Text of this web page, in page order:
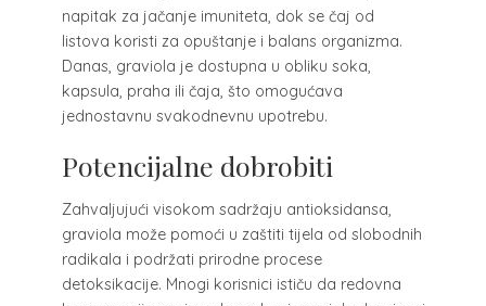
napitak za jačanje imuniteta, dok se čaj od
listova koristi za opuštanje i balans organizma.
Danas, graviola je dostupna u obliku soka,
kapsula, praha ili čaja, što omogućava
jednostavnu svakodnevnu upotrebu.
Potencijalne dobrobiti
Zahvaljujući visokom sadržaju antioksidansa,
graviola može pomoći u zaštiti tijela od slobodnih
radikala i podržati prirodne procese
detoksikacije. Mnogi korisnici ističu da redovna